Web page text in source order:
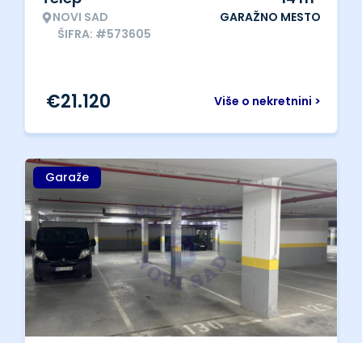
NOVI SAD
ŠIFRA: #573605
GARAŽNO MESTO
Više o nekretnini >
€21.120
Garaže